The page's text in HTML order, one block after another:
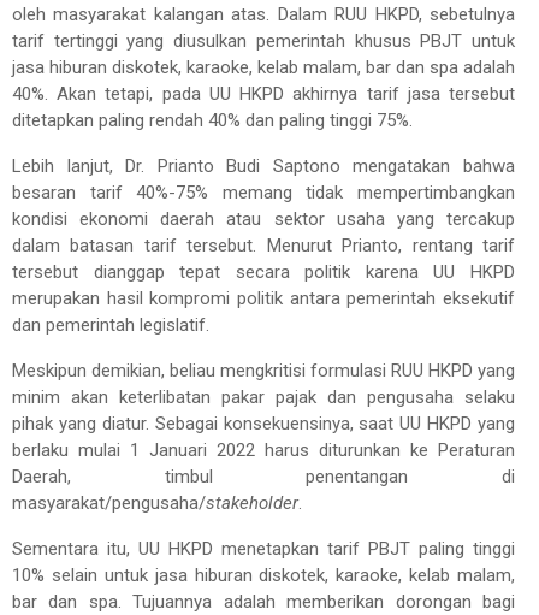
oleh masyarakat kalangan atas. Dalam RUU HKPD, sebetulnya
tarif tertinggi yang diusulkan pemerintah khusus PBJT untuk
jasa hiburan diskotek, karaoke, kelab malam, bar dan spa adalah
40%. Akan tetapi, pada UU HKPD akhirnya tarif jasa tersebut
ditetapkan paling rendah 40% dan paling tinggi 75%.
Lebih lanjut, Dr. Prianto Budi Saptono mengatakan bahwa
besaran tarif 40%-75% memang tidak mempertimbangkan
kondisi ekonomi daerah atau sektor usaha yang tercakup
dalam batasan tarif tersebut. Menurut Prianto, rentang tarif
tersebut dianggap tepat secara politik karena UU HKPD
merupakan hasil kompromi politik antara pemerintah eksekutif
dan pemerintah legislatif.
Meskipun demikian, beliau mengkritisi formulasi RUU HKPD yang
minim akan keterlibatan pakar pajak dan pengusaha selaku
pihak yang diatur. Sebagai konsekuensinya, saat UU HKPD yang
berlaku mulai 1 Januari 2022 harus diturunkan ke Peraturan
Daerah, timbul penentangan di
masyarakat/pengusaha/stakeholder.
Sementara itu, UU HKPD menetapkan tarif PBJT paling tinggi
10% selain untuk jasa hiburan diskotek, karaoke, kelab malam,
bar dan spa. Tujuannya adalah memberikan dorongan bagi